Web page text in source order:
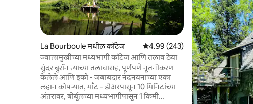
La Bourboule मधील कॉटेज 5 पैकी 4.99 सरासरी रेटिंग, 243 रिव्ह्यूज
4.99 (243)
ज्वालामुखीच्या मध्यभागी कॉटेज आणि तलाव ठेवा
सुंदर बुरॉन त्याच्या तलावासह, पूर्णपणे नूतनीकरण
केलेले आणि इको - जबाबदार नंदनवनाच्या एका
लहान कोपऱ्यात, माँट - डोअरपासून 10 मिनिटांच्या
अंतरावर, बोर्बूलच्या मध्यभागीपासून 1 किमी